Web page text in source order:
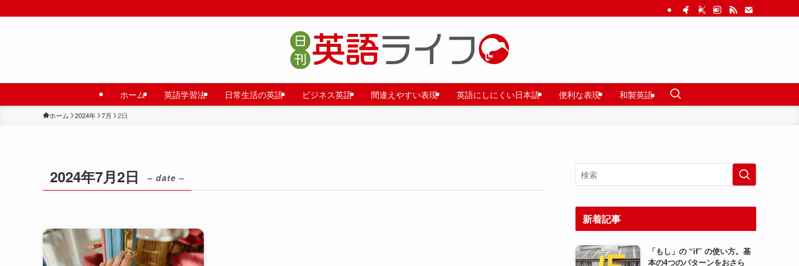
ホーム 英語学習法 日常生活の英語 ビジネス英語 間違えやすい表現 英語にしにくい日本語 便利な表現 和製英語
ホーム 2024年 7月 2日
2024年7月2日 – date –
新着記事
「もし」の “if” の使い方。基
本の4つのパターンをおさら